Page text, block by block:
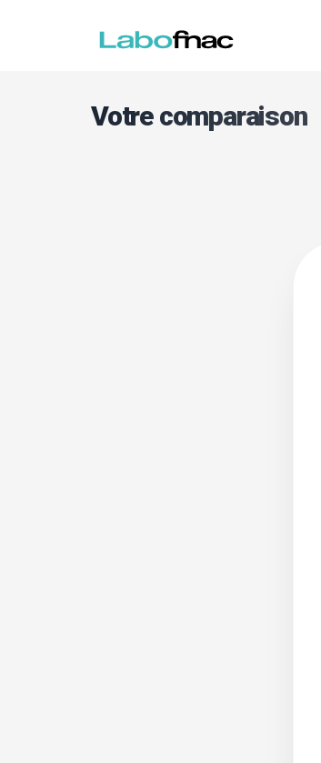
Votre comparaison